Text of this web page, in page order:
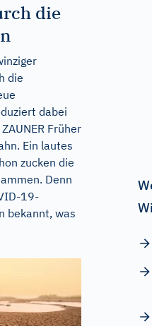
die
die
dabei
Früher
Ein lautes
zucken die
Denn
19-
bekannt, was